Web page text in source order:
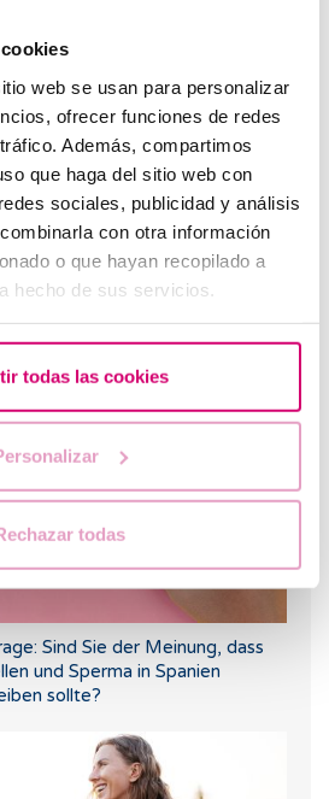
web se usan para personalizar
ofrecer funciones de redes
Además, compartimos
que haga del sitio web con
sociales, publicidad y análisis
con otra información
o que hayan recopilado a
hecho de sus servicios.
todas las cookies
todas
oder Sperma spenden?
Baby kennenlernen?
Sind Sie der Meinung, dass
und Sperma in Spanien
sollte?